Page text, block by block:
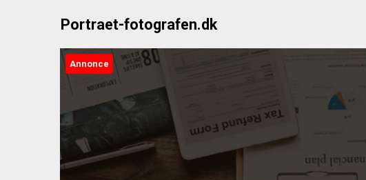
Portraet-fotografen.dk
Annonce